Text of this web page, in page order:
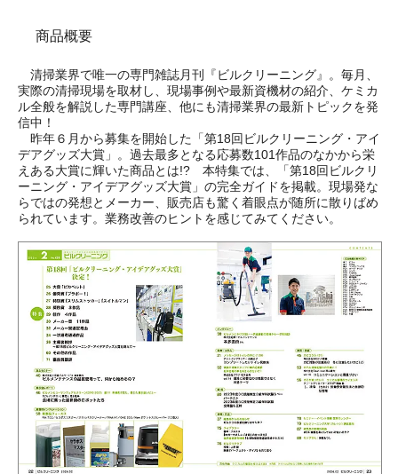
商品概要
清掃業界で唯一の専門雑誌月刊『ビルクリーニング』。毎月、
実際の清掃現場を取材し、現場事例や最新資機材の紹介、ケミカ
ル全般を解説した専門講座、他にも清掃業界の最新トピックを発
信中！
昨年６月から募集を開始した「第18回ビルクリーニング・アイ
デアグッズ大賞」。過去最多となる応募数101作品のなかから栄
えある大賞に輝いた商品とは!? 本特集では、「第18回ビルクリ
ーニング・アイデアグッズ大賞」の完全ガイドを掲載。現場発な
らではの発想とメーカー、販売店も驚く着眼点が随所に散りばめ
られています。業務改善のヒントを感じてみてください。